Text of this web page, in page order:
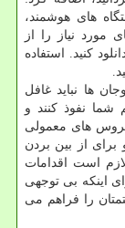
های هوشمند،
مورد نیاز را از
کنید. استفاده
ها نباید غافل
شما نفوذ کنند و
های معمولی
برای از بین بردن
است اقدامات
اینکه بی توجهی
را فراهم می